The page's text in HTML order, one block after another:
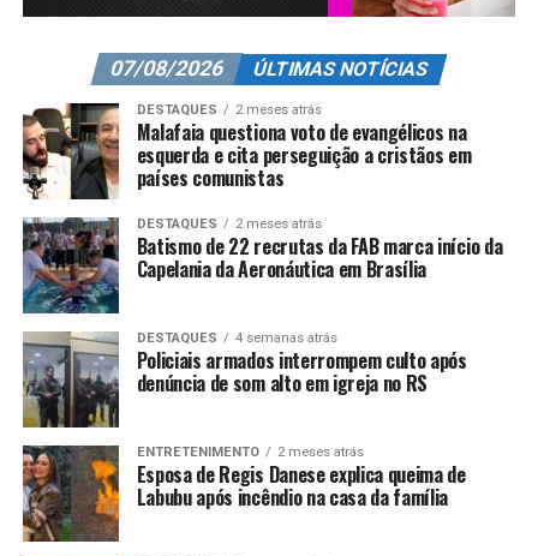
07/08/2026 ÚLTIMAS NOTÍCIAS
DESTAQUES 2 meses atrás
Malafaia questiona voto de evangélicos na
esquerda e cita perseguição a cristãos em
países comunistas
DESTAQUES 2 meses atrás
Batismo de 22 recrutas da FAB marca início da
Capelania da Aeronáutica em Brasília
DESTAQUES 4 semanas atrás
Policiais armados interrompem culto após
denúncia de som alto em igreja no RS
ENTRETENIMENTO 2 meses atrás
Esposa de Regis Danese explica queima de
Labubu após incêndio na casa da família